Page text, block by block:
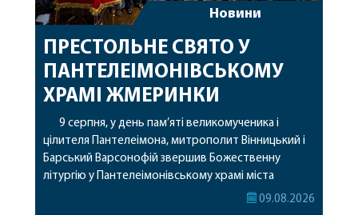
Новини
ПРЕСТОЛЬНЕ СВЯТО У
ПАНТЕЛЕІМОНІВСЬКОМУ
ХРАМІ ЖМЕРИНКИ
9 серпня, у день пам’яті великомученика і
цілителя Пантелеімона, митрополит Вінницький і
Барський Варсонофій звершив Божественну
літургію у Пантелеімонівському храмі міста
Жмеринки. Перед початком богослужіння09.08.2026